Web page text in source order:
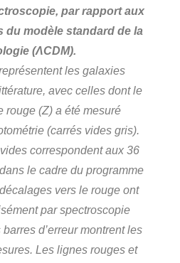
par rapport aux
du modèle standard de la
(ΛCDM).
les galaxies
avec celles dont le
rouge (Z) a été mesuré
(carrés vides gris).
correspondent aux 36
le cadre du programme
vers le rouge ont
par spectroscopie
d’erreur montrent les
Les lignes rouges et